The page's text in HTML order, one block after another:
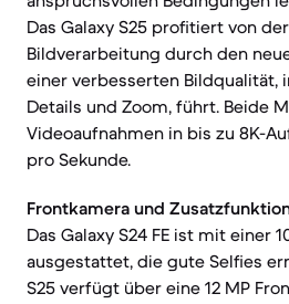
Das Galaxy S25 profitiert von
Bildverarbeitung durch den
einer verbesserten Bildqualität,
Details und Zoom, führt. Beide
Videoaufnahmen in bis zu 8K-
pro Sekunde.
Frontkamera und
Das Galaxy S24 FE ist mit einer
ausgestattet, die gute Selfies
S25 verfügt über eine 12 MP